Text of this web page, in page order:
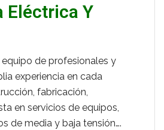
Eléctrica Y
de profesionales y
experiencia en cada
fabricación,
en servicios de equipos,
de media y baja tensión….